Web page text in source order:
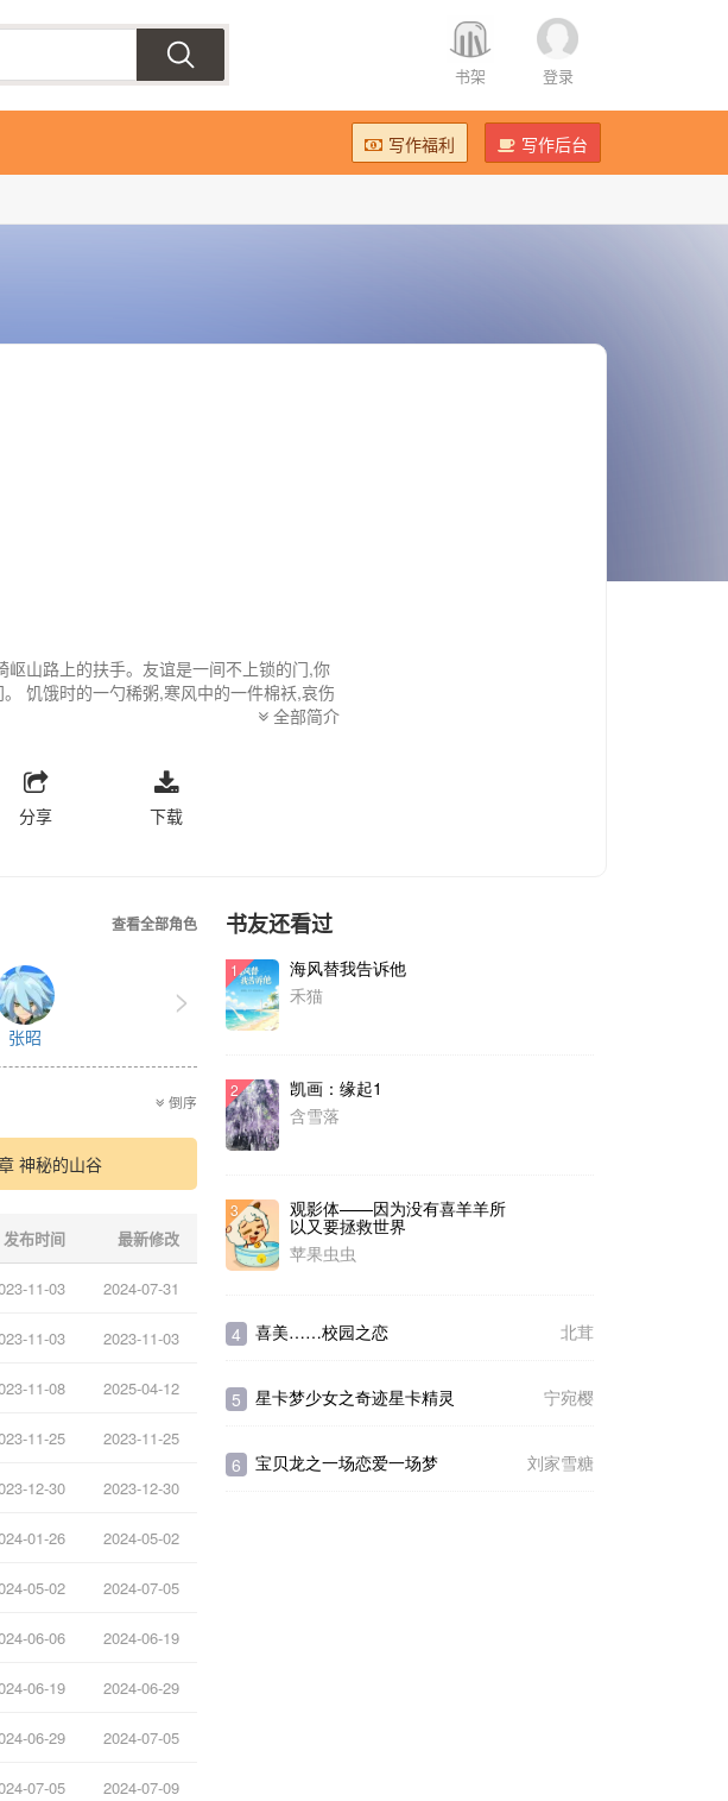
书架 登录
写作福利 写作后台
山路上的扶手。友谊是一间不上锁的门,你
饥饿时的一勺稀粥,寒风中的一件棉袄,哀伤
,都是友谊的流露。 患难见真情。不错,在困
一盆凉水,兜头泼来,把你浇醒
全部简介
分享 下载
查看全部角色
张昭
>
倒序
神秘的山谷
发布时间 最新修改
11-03 2024-07-31
11-03 2023-11-03
11-08 2025-04-12
11-25 2023-11-25
12-30 2023-12-30
01-26 2024-05-02
05-02 2024-07-05
06-06 2024-06-19
06-19 2024-06-29
06-29 2024-07-05
07-05 2024-07-09
书友还看过
1
海风替我告诉他
禾猫
2
凯画：缘起1
含雪落
3 观影体——因为没有喜羊羊所
以又要拯救世界
苹果虫虫
4 喜美……校园之恋 北茸
5 星卡梦少女之奇迹星卡精灵 宁宛樱
6 宝贝龙之一场恋爱一场梦 刘家雪糖